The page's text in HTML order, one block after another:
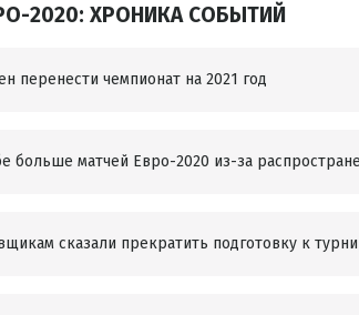
2020: ХРОНИКА СОБЫТИЙ
перенести чемпионат на 2021 год
больше матчей Евро-2020 из-за
сказали прекратить подготовку к